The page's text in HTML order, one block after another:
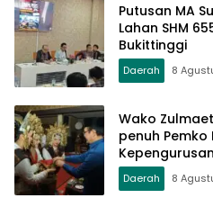
Putusan MA
Lahan SHM
Bukittinggi
Daerah 8
Wako
penuh
Daerah 8